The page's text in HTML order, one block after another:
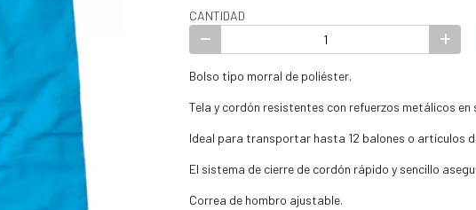
CANTIDAD
Bolso tipo morral de poliéster.
Tela y cordón resistentes con refuerzos metálicos en
Ideal para transportar hasta 12 balones o artículos
El sistema de cierre de cordón rápido y sencillo
Correa de hombro ajustable.